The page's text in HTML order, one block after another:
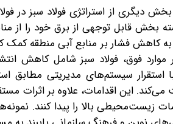
دیگری از استراتژی فولاد سبز در
بخش قابل توجهی از برق خود را از
کاهش فشار بر منابع آبی منطقه کمک
فوق، فولاد سبز شامل کاهش
سیستم‌های مدیریتی مطابق
می‌کند. این اقدامات، علاوه بر
زیست‌محیطی بالا را پیدا کنند.